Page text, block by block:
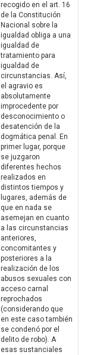
recogido en el art. 16
de la Constitución
Nacional sobre la
igualdad obliga a una
igualdad de
tratamiento para
igualdad de
circunstancias. Así,
el agravio es
absolutamente
improcedente por
desconocimiento o
desatención de la
dogmática penal. En
primer lugar, porque
se juzgaron
diferentes hechos
realizados en
distintos tiempos y
lugares, además de
que en nada se
asemejan en cuanto
a las circunstancias
anteriores,
concomitantes y
posteriores a la
realización de los
abusos sexuales con
acceso carnal
reprochados
(considerando que
en este caso también
se condenó por el
delito de robo). A
esas sustanciales